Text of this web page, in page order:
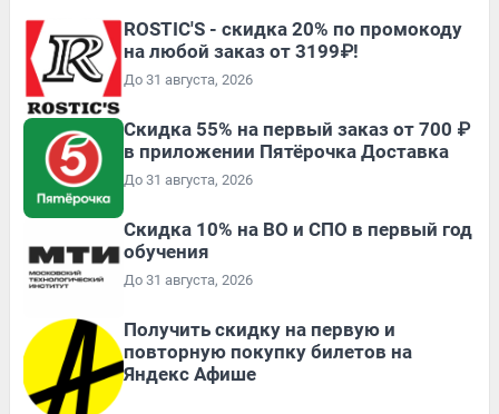
ROSTIC'S - скидка 20% по промокоду
на любой заказ от 3199₽!
До 31 августа, 2026
Скидка 55% на первый заказ от 700 ₽
в приложении Пятёрочка Доставка
До 31 августа, 2026
Скидка 10% на ВО и СПО в первый год
обучения
До 31 августа, 2026
Получить скидку на первую и
повторную покупку билетов на
Яндекс Афише